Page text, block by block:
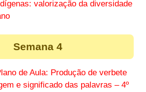
valorização da diversidade
Semana 4
de Aula: Produção de verbete
e significado das palavras – 4º